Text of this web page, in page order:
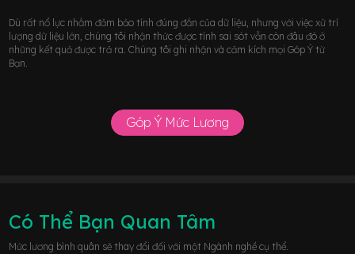
Dù rất nổ lực nhằm đảm bảo tính đúng đắn của dữ liệu, nhưng với việc xử trí
lượng dữ liệu lớn, chúng tôi nhận thức được tính sai sót vẫn còn đâu đó ở
những kết quả được trả ra. Chúng tôi ghi nhận và cảm kích mọi Góp Ý từ
Bạn.
Góp Ý Mức Lương
Có Thể Bạn Quan Tâm
Mức lương bình quân sẽ thay đổi đối với một Ngành nghề cụ thể.